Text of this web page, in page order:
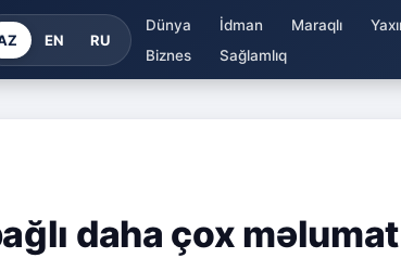
EN RU
Dünya İdman Maraqlı
Biznes
Sağlamlıq
daha çox